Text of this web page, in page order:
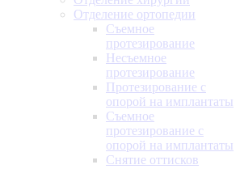
Отделение ортопедии
Съемное
протезирование
Несъемное
протезирование
Протезирование с
опорой на имплантаты
Съемное
протезирование с
опорой на имплантаты
Снятие оттисков